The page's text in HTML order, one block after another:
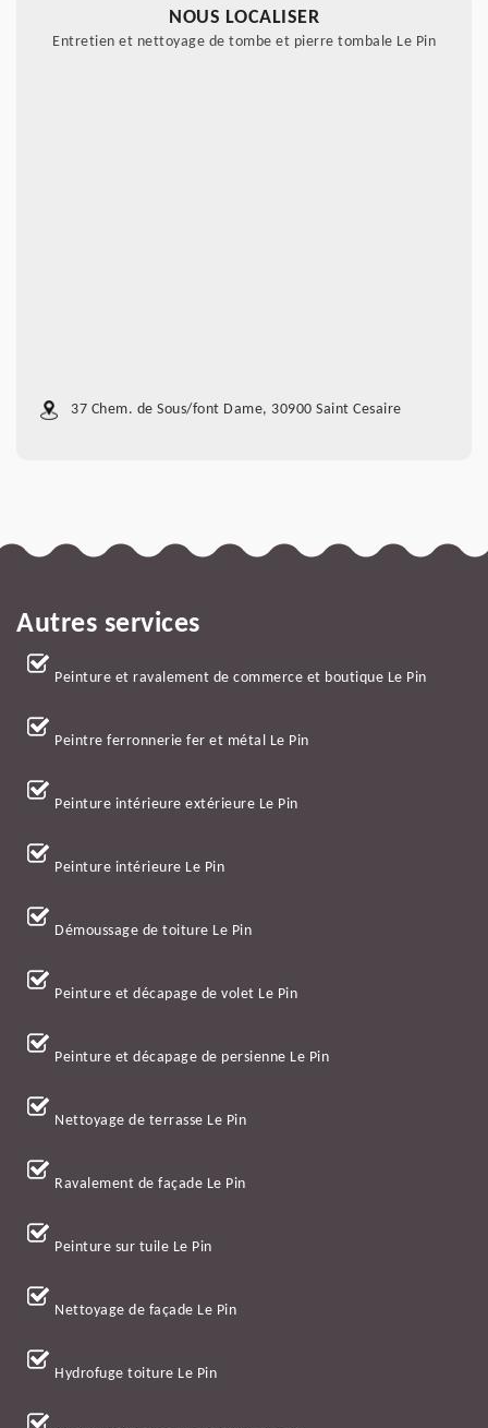
NOUS LOCALISER
Entretien et nettoyage de tombe et pierre tombale Le Pin
37 Chem. de Sous/font Dame, 30900 Saint Cesaire
Autres services
Peinture et ravalement de commerce et boutique Le Pin
Peintre ferronnerie fer et métal Le Pin
Peinture intérieure extérieure Le Pin
Peinture intérieure Le Pin
Démoussage de toiture Le Pin
Peinture et décapage de volet Le Pin
Peinture et décapage de persienne Le Pin
Nettoyage de terrasse Le Pin
Ravalement de façade Le Pin
Peinture sur tuile Le Pin
Nettoyage de façade Le Pin
Hydrofuge toiture Le Pin